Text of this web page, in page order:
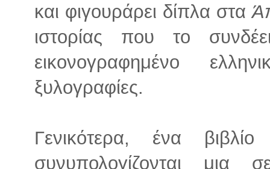
και φιγουράρει δίπλα στα
ιστορίας που το
εικονογραφημένο
ξυλογραφίες.
Γενικότερα, ένα
συνυπολογίζονται